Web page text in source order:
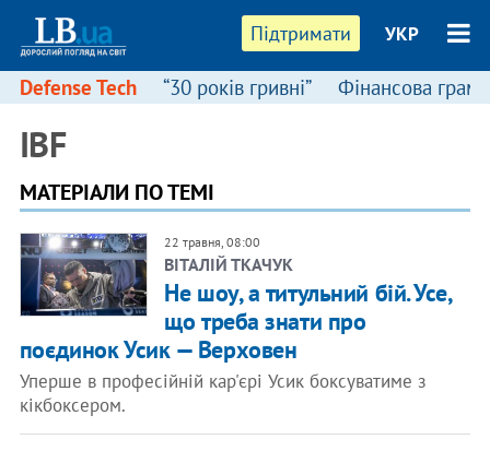
Підтримати УКР
Defense Tech “30 років гривні” Фінансова
IBF
МАТЕРІАЛИ ПО ТЕМІ
22 травня, 08:00
ВІТАЛІЙ ТКАЧУК
Не шоу, а титульний бій. Усе,
що треба знати про
поєдинок Усик — Верховен
Уперше в професійній кар'єрі Усик боксуватиме з
кікбоксером.